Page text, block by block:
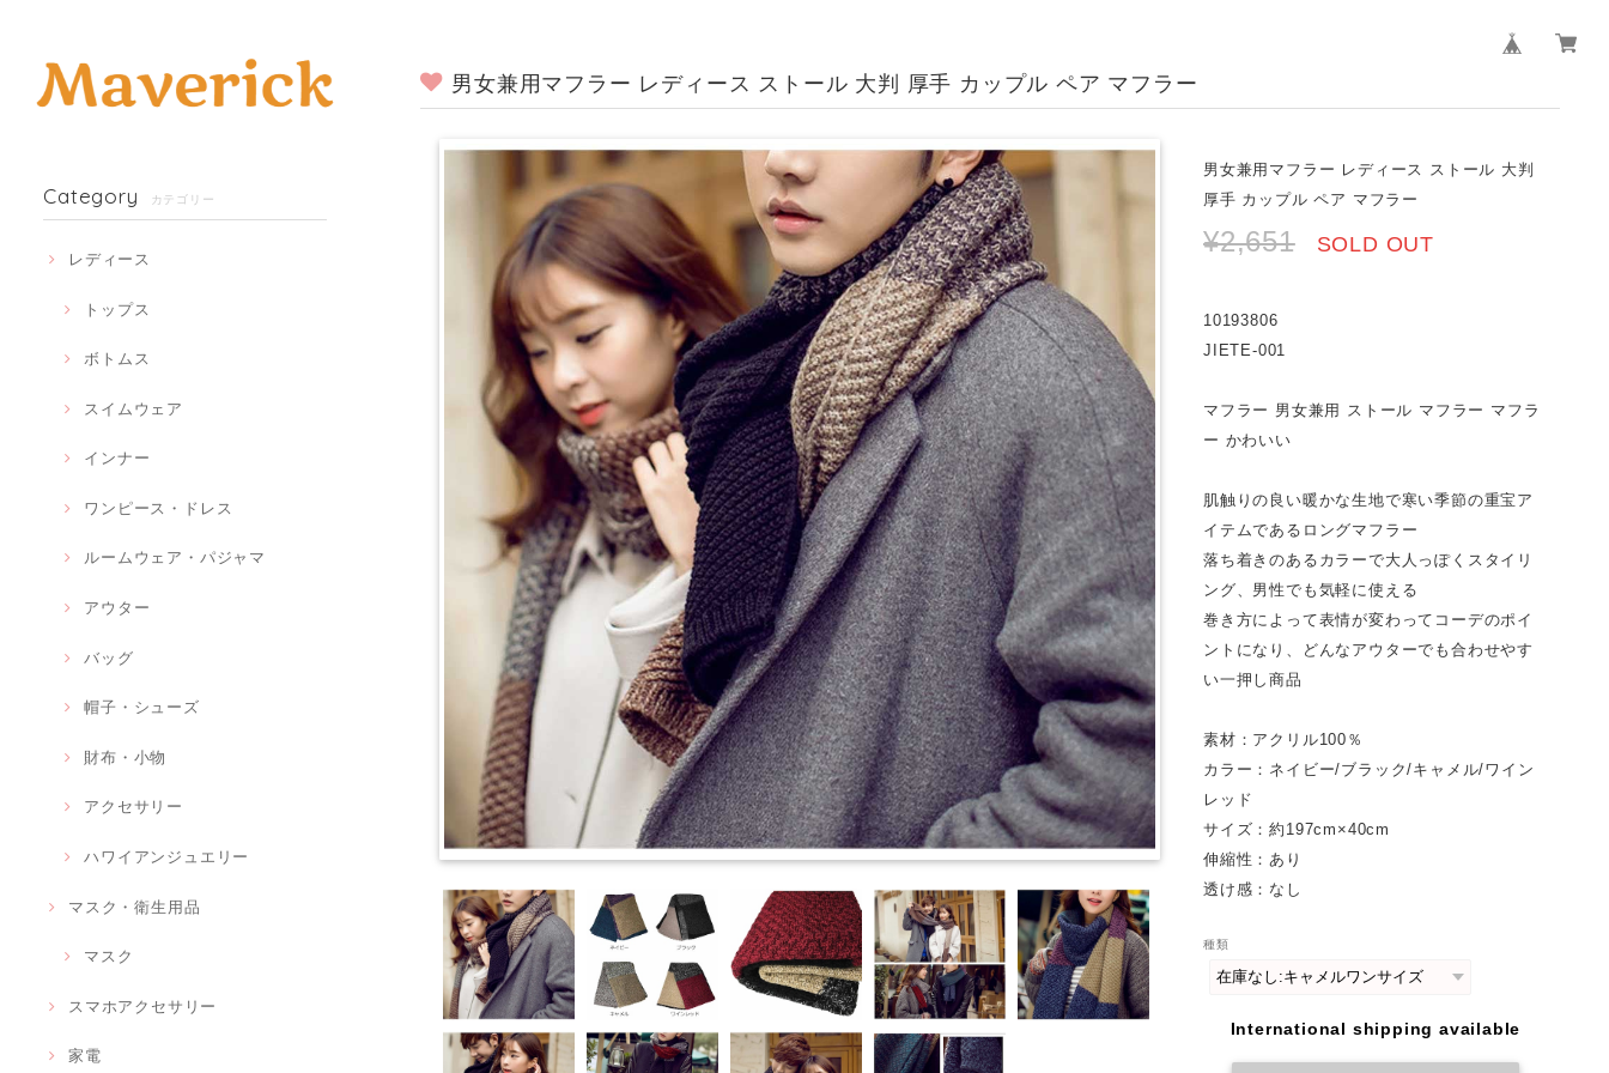
Category カテゴリー
レディース
トップス
ボトムス
スイムウェア
インナー
ワンピース・ドレス
ルームウェア・パジャマ
アウター
バッグ
帽子・シューズ
財布・小物
アクセサリー
ハワイアンジュエリー
マスク・衛生用品
マスク
スマホアクセサリー
家電
男女兼用マフラー レディース ストール 大判 厚手 カップル ペア マフラー
男女兼用マフラー レディース ストール 大判
厚手 カップル ペア マフラー
¥2,651 SOLD OUT
10193806
JIETE-001
マフラー 男女兼用 ストール マフラー マフラ
ー かわいい
肌触りの良い暖かな生地で寒い季節の重宝ア
イテムであるロングマフラー
落ち着きのあるカラーで大人っぽくスタイリ
ング、男性でも気軽に使える
巻き方によって表情が変わってコーデのポイ
ントになり、どんなアウターでも合わせやす
い一押し商品
素材：アクリル100％
カラー：ネイビー/ブラック/キャメル/ワイン
レッド
サイズ：約197cm×40cm
伸縮性：あり
透け感：なし
種類
International shipping available